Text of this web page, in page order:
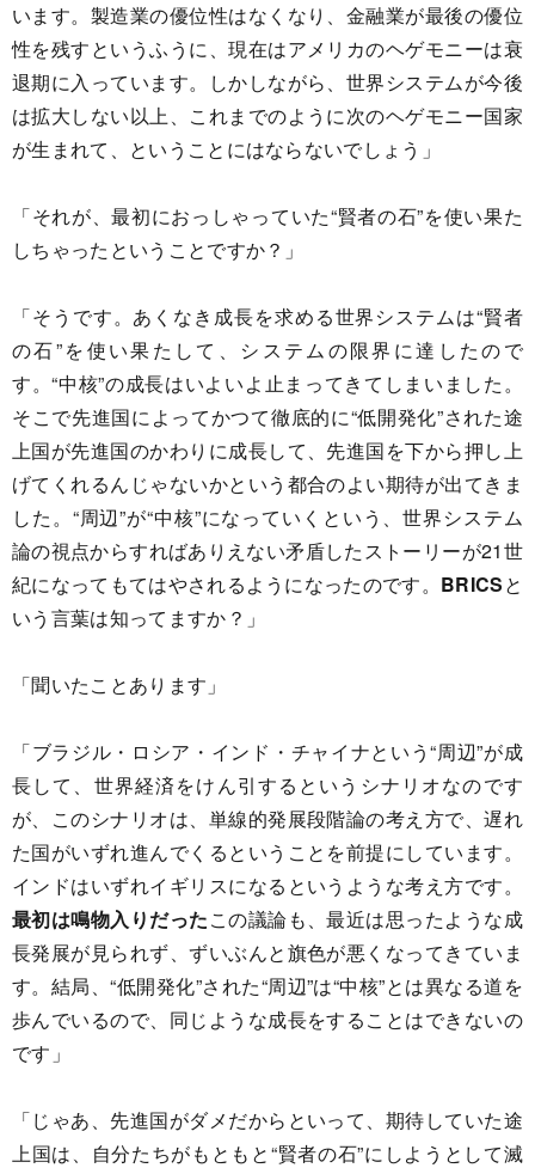
います。製造業の優位性はなくなり、金融業が最後の優位
性を残すというふうに、現在はアメリカのヘゲモニーは衰
退期に入っています。しかしながら、世界システムが今後
は拡大しない以上、これまでのように次のヘゲモニー国家
が生まれて、ということにはならないでしょう」
「それが、最初におっしゃっていた“賢者の石”を使い果た
しちゃったということですか？」
「そうです。あくなき成長を求める世界システムは“賢者
の石”を使い果たして、システムの限界に達したので
す。“中核”の成長はいよいよ止まってきてしまいました。
そこで先進国によってかつて徹底的に“低開発化”された途
上国が先進国のかわりに成長して、先進国を下から押し上
げてくれるんじゃないかという都合のよい期待が出てきま
した。“周辺”が“中核”になっていくという、世界システム
論の視点からすればありえない矛盾したストーリーが21世
紀になってもてはやされるようになったのです。 BRICSと
いう言葉は知ってますか？」
「聞いたことあります」
「ブラジル・ロシア・インド・チャイナという“周辺”が成
長して、世界経済をけん引するというシナリオなのです
が、このシナリオは、単線的発展段階論の考え方で、遅れ
た国がいずれ進んでくるということを前提にしています。
インドはいずれイギリスになるというような考え方です。
最初は鳴物入りだったこの議論も、最近は思ったような成
長発展が見られず、ずいぶんと旗色が悪くなってきていま
す。結局、“低開発化”された“周辺”は“中核”とは異なる道を
歩んでいるので、同じような成長をすることはできないの
です」
「じゃあ、先進国がダメだからといって、期待していた途
上国は、自分たちがもともと“賢者の石”にしようとして滅